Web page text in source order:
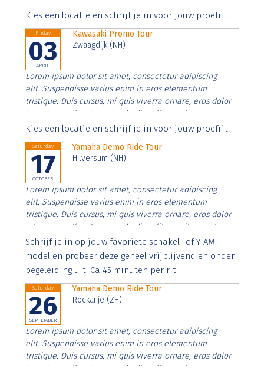
Aenean faucibus nibh et justo cursus id rutrum lorem
Kies een locatie en schrijf je in voor jouw proefrit
Friday
03
APRIL
Kawasaki Promo Tour
Zwaagdijk (NH)
Lorem ipsum dolor sit amet, consectetur adipiscing
elit. Suspendisse varius enim in eros elementum
tristique. Duis cursus, mi quis viverra ornare, eros dolor
interdum nulla, ut commodo diam libero vitae erat.
Aenean faucibus nibh et justo cursus id rutrum lorem
Kies een locatie en schrijf je in voor jouw proefrit
Saturday
17
OCTOBER
Yamaha Demo Ride Tour
Hilversum (NH)
Lorem ipsum dolor sit amet, consectetur adipiscing
elit. Suspendisse varius enim in eros elementum
tristique. Duis cursus, mi quis viverra ornare, eros dolor
interdum nulla, ut commodo diam libero vitae erat.
Aenean faucibus nibh et justo cursus id rutrum lorem
imperdiet. Nunc ut sem vitae risus tristique posuere.
Schrijf je in op jouw favoriete schakel- of Y-AMT
model en probeer deze geheel vrijblijvend en onder
begeleiding uit. Ca 45 minuten per rit!
Saturday
26
SEPTEMBER
Yamaha Demo Ride Tour
Rockanje (ZH)
Lorem ipsum dolor sit amet, consectetur adipiscing
elit. Suspendisse varius enim in eros elementum
tristique. Duis cursus, mi quis viverra ornare, eros dolor
interdum nulla, ut commodo diam libero vitae erat.